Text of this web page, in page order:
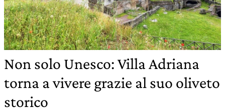
Non solo Unesco: Villa Adriana
torna a vivere grazie al suo oliveto
storico